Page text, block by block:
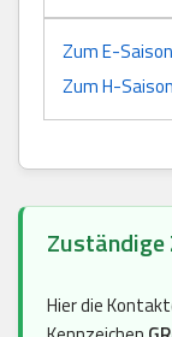
Zum E-
Zum H-
Hier die